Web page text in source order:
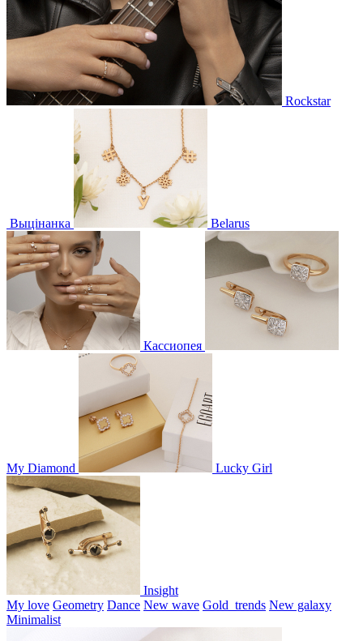
Rockstar
Выцінанка Belarus
Кассиопея
My Diamond Lucky Girl
Insight
My love Geometry Dance New wave Gold_trends New galaxy
Minimalist